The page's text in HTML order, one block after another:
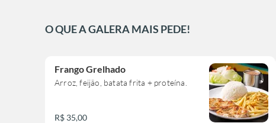
O QUE A GALERA MAIS PEDE!
Frango Grelhado
Arroz, feijão, batata frita + proteína.
R$ 35,00